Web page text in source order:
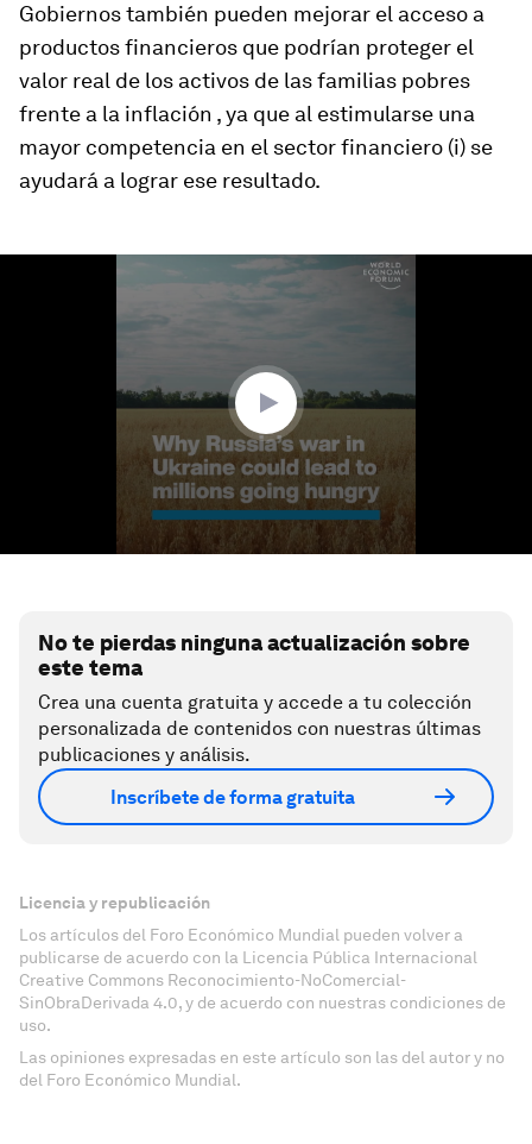
Gobiernostambién pueden mejorar el acceso a
productos financieros que podrían proteger el
valor real de los activos de las familias pobres
frente a la inflación , ya que al estimularse una
mayor competencia en el sector financiero (i) se
ayudará a lograr ese resultado.
No te pierdas ninguna actualización sobre
este tema
Crea una cuenta gratuita y accede a tu colección
personalizada de contenidos con nuestras últimas
publicaciones y análisis.
Inscríbete de forma gratuita
Licencia y republicación
Los artículos del Foro Económico Mundial pueden volver a
publicarse de acuerdo con la Licencia Pública Internacional
Creative Commons Reconocimiento-NoComercial-
SinObraDerivada 4.0, y de acuerdo con nuestras condiciones de
uso.
Las opiniones expresadas en este artículo son las del autor y no
del Foro Económico Mundial.